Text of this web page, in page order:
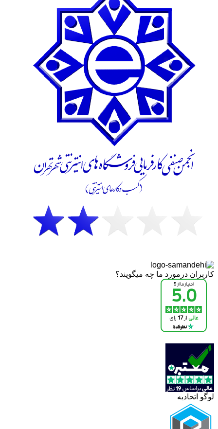
کاربران درمورد ما چه میگویند؟
لوگو اتحادیه